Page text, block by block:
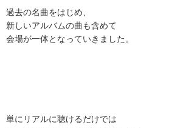
過去の名曲をはじめ、
新しいアルバムの曲も含めて
会場が一体となっていきました。
単にリアルに聴けるだけでは